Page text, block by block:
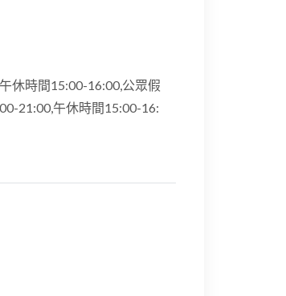
休時間15:00-16:00,公眾假
21:00,午休時間15:00-16: